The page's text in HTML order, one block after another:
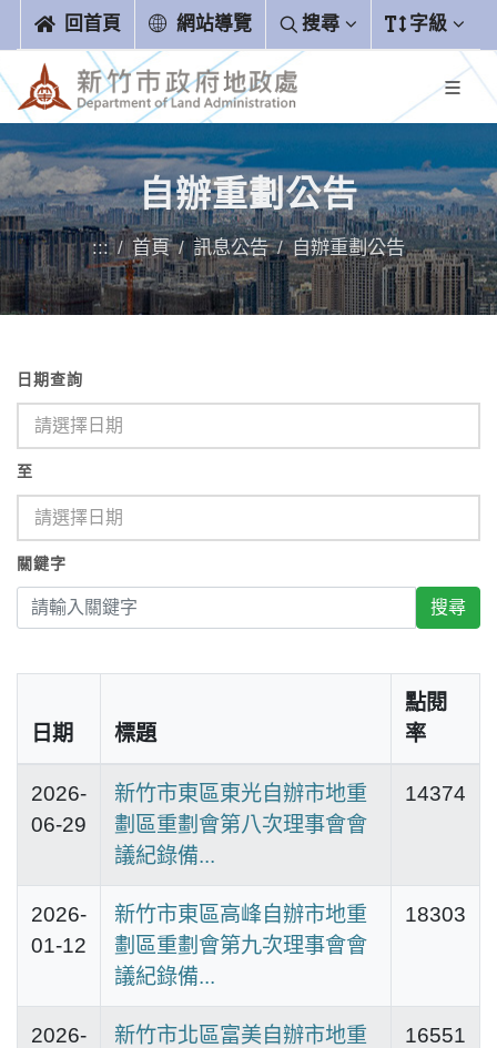
跳到主要內容區塊
回首頁 網站導覽 搜尋 字級
自辦重劃公告
::: 首頁 訊息公告 自辦重劃公告
日期查詢
至
關鍵字
日期 標題
點閱
率
2026-
06-29
新竹市東區東光自辦市地重
劃區重劃會第八次理事會會
議紀錄備...
14374
2026-
01-12
新竹市東區高峰自辦市地重
劃區重劃會第九次理事會會
議紀錄備...
18303
2026-
新竹市北區富美自辦市地重
16551